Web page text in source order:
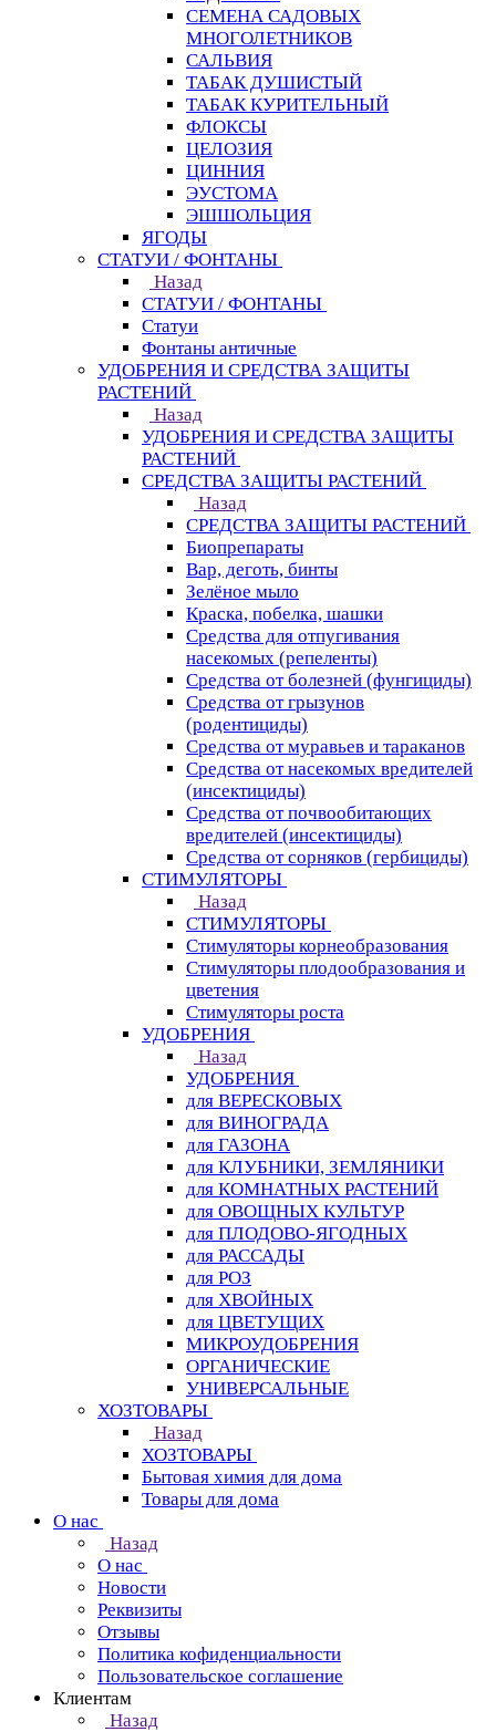
СЕМЕНА САДОВЫХ
МНОГОЛЕТНИКОВ
САЛЬВИЯ
ТАБАК ДУШИСТЫЙ
ТАБАК КУРИТЕЛЬНЫЙ
ФЛОКСЫ
ЦЕЛОЗИЯ
ЦИННИЯ
ЭУСТОМА
ЭШШОЛЬЦИЯ
ЯГОДЫ
СТАТУИ / ФОНТАНЫ
Назад
СТАТУИ / ФОНТАНЫ
Статуи
Фонтаны античные
УДОБРЕНИЯ И СРЕДСТВА ЗАЩИТЫ
РАСТЕНИЙ
Назад
УДОБРЕНИЯ И СРЕДСТВА ЗАЩИТЫ
РАСТЕНИЙ
СРЕДСТВА ЗАЩИТЫ РАСТЕНИЙ
Назад
СРЕДСТВА ЗАЩИТЫ РАСТЕНИЙ
Биопрепараты
Вар, деготь, бинты
Зелёное мыло
Краска, побелка, шашки
Средства для отпугивания
насекомых (репеленты)
Средства от болезней (фунгициды)
Средства от грызунов
(родентициды)
Средства от муравьев и тараканов
Средства от насекомых вредителей
(инсектициды)
Средства от почвообитающих
вредителей (инсектициды)
Средства от сорняков (гербициды)
СТИМУЛЯТОРЫ
Назад
СТИМУЛЯТОРЫ
Стимуляторы корнеобразования
Стимуляторы плодообразования и
цветения
Стимуляторы роста
УДОБРЕНИЯ
Назад
УДОБРЕНИЯ
для ВЕРЕСКОВЫХ
для ВИНОГРАДА
для ГАЗОНА
для КЛУБНИКИ, ЗЕМЛЯНИКИ
для КОМНАТНЫХ РАСТЕНИЙ
для ОВОЩНЫХ КУЛЬТУР
для ПЛОДОВО-ЯГОДНЫХ
для РАССАДЫ
для РОЗ
для ХВОЙНЫХ
для ЦВЕТУЩИХ
МИКРОУДОБРЕНИЯ
ОРГАНИЧЕСКИЕ
УНИВЕРСАЛЬНЫЕ
ХОЗТОВАРЫ
Назад
ХОЗТОВАРЫ
Бытовая химия для дома
Товары для дома
О нас
Назад
О нас
Новости
Реквизиты
Отзывы
Политика кофиденциальности
Пользовательское соглашение
Клиентам
Назад